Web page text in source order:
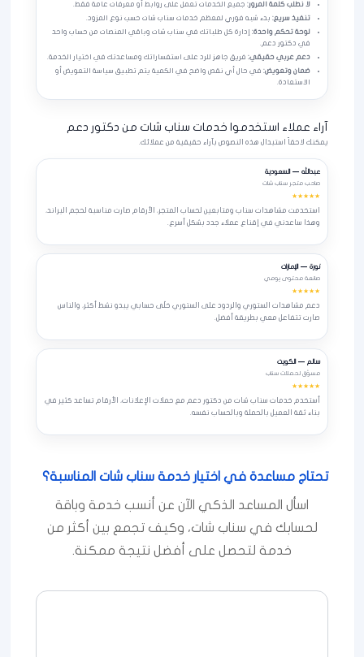
لا نطلب كلمة المرور:جميع الخدمات تعمل على روابط أو معرفات عامة فقط.
تنفيذ سريع:بدء شبه فوري لمعظم خدمات سناب شات حسب نوع المزود.
لوحة تحكم واحدة:إدارة كل طلباتك في سناب شات وباقي المنصات من حساب واحد
في دكتور دعم.
دعم عربي حقيقي:فريق جاهز للرد على استفساراتك ومساعدتك في اختيار الخدمة.
ضمان وتعويض:في حال أي نقص واضح في الكمية يتم تطبيق سياسة التعويض أو
الاستعادة.
آراء عملاء استخدموا خدمات سناب شات من دكتور دعم
يمكنك لاحقاً استبدال هذه النصوص بآراء حقيقية من عملائك.
عبدالله — السعودية
صاحب متجر سناب شات
★★★★★
استخدمت مشاهدات سناب ومتابعين لحساب المتجر، الأرقام صارت مناسبة لحجم البراند،
وهذا ساعدني في إقناع عملاء جدد بشكل أسرع.
نورة — الإمارات
صانعة محتوى يومي
★★★★★
دعم مشاهدات الستوري والردود على الستوري خلّى حسابي يبدو نشط أكثر، والناس
صارت تتفاعل معي بطريقة أفضل.
سالم — الكويت
مسوّق لحملات سناب
★★★★★
أستخدم خدمات سناب شات من دكتور دعم مع حملات الإعلانات، الأرقام تساعد كثير في
بناء ثقة العميل بالحملة وبالحساب نفسه.
تحتاج مساعدة في اختيار خدمة سناب شات المناسبة؟
اسأل المساعد الذكي الآن عن أنسب خدمة وباقة
لحسابك في سناب شات، وكيف تجمع بين أكثر من
خدمة لتحصل على أفضل نتيجة ممكنة.